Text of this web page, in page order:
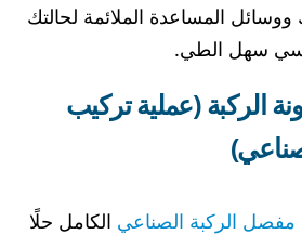
المساعدة الملائمة لحالتك
سهل الطي.
الركبة (عملية تركيب
الركبة الصناعي الكامل حلًا